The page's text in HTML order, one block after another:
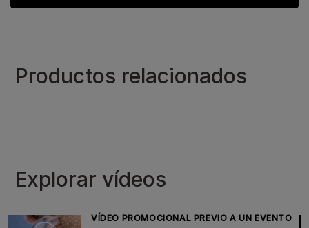
Productos relacionados
Explorar vídeos
VÍDEO PROMOCIONAL PREVIO A UN EVENTO